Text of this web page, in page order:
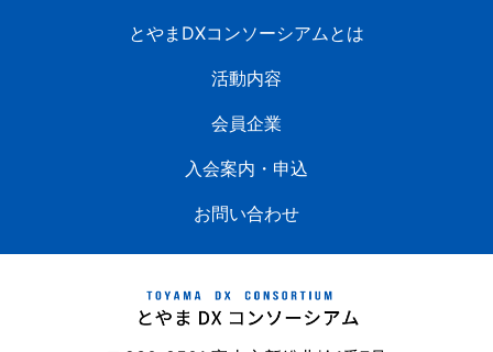
とやまDXコンソーシアムとは
活動内容
会員企業
入会案内・申込
お問い合わせ